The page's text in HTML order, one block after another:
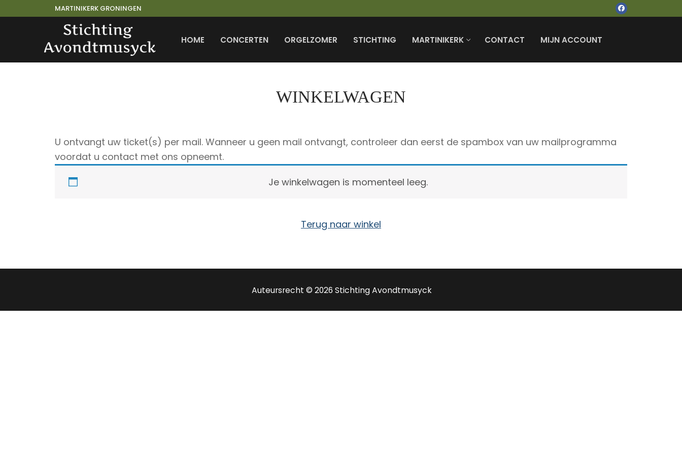
MARTINIKERK GRONINGEN
HOME CONCERTEN ORGELZOMER STICHTING MARTINIKERK CONTACT MIJN ACCOUNT
WINKELWAGEN
U ontvangt uw ticket(s) per mail. Wanneer u geen mail ontvangt, controleer dan eerst de spambox van uw mailprogramma
voordat u contact met ons opneemt.
Je winkelwagen is momenteel leeg.
Terug naar winkel
Auteursrecht © 2026 Stichting Avondtmusyck